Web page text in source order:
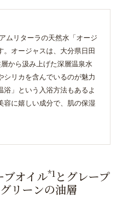
ムリターラの天然水「オージ
。オージャスは、大分県日田
から汲み上げた深層温泉水
シリカを含んでいるのが魅力
浴」という入浴方法もあるよ
容に嬉しい成分で、肌の保湿
ブオイル*1とグレープ
リーンの油層